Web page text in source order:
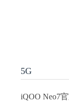
5G
iQOO Neo7